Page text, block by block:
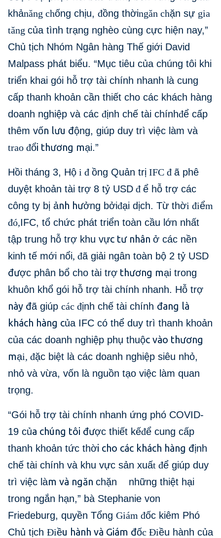
khảnăng chống chịu, đồng thờingăn chặn sự gia
tăng của tình trạng nghèo cùng cực hiện nay,”
Chủ tịch Nhóm Ngân hàng Thế giới David
Malpass phát biểu. “Mục tiêu của chúng tôi khi
triển khai gói hỗ trợ tài chính nhanh là cung
cấp thanh khoản cần thiết cho các khách hàng
doanh nghiệp và các định chế tài chínhđể cấp
thêm vốn lưu động, giúp duy trì việc làm và
trao đổi thương mại.”
Hồi tháng 3, Hộ i đ ồng Quản trị IFC đ ã phê
duyệt khoản tài trợ 8 tỷ USD đ ể hỗ trợ các
công ty bị ảnh hưởng bởiđại dịch. Từ thời điểm
đó,IFC, tổ chức phát triển toàn cầu lớn nhất
tập trung hỗ trợ khu vực tư nhân ở các nền
kinh tế mới nổi, đã giải ngân toàn bộ 2 tỷ USD
được phân bổ cho tài trợ thương mại trong
khuôn khổ gói hỗ trợ tài chính nhanh. Hỗ trợ
này đã giúp các định chế tài chính đang là
khách hàng của IFC có thể duy trì thanh khoản
của các doanh nghiệp phụ thuộc vào thương
mại, đặc biệt là các doanh nghiệp siêu nhỏ,
nhỏ và vừa, vốn là nguồn tạo việc làm quan
trọng.
“Gói hỗ trợ tài chính nhanh ứng phó COVID-
19 của chúng tôi được thiết kếđể cung cấp
thanh khoản tức thời cho các khách hàng định
chế tài chính và khu vực sản xuất để giúp duy
trì việc làm và ngăn chặn những thiệt hại
trong ngắn hạn,” bà Stephanie von
Friedeburg, quyền Tổng Giám đốc kiêm Phó
Chủ tịch Điều hành và Giám đốc Điều hành của